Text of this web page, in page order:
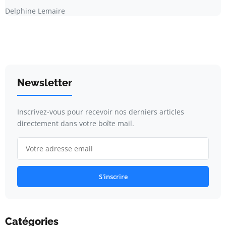
Delphine Lemaire
Newsletter
Inscrivez-vous pour recevoir nos derniers articles
directement dans votre boîte mail.
S'inscrire
Catégories